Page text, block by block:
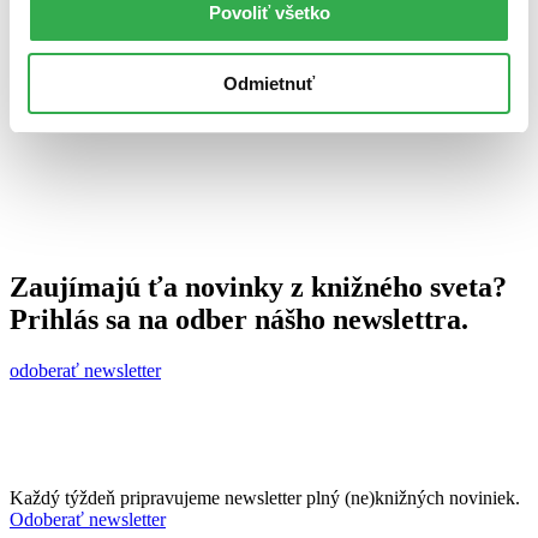
Povoliť všetko
Odmietnuť
13. septembra 2013
Zaujímajú ťa novinky z knižného sveta?
Prihlás sa na odber nášho newslettra.
odoberať newsletter
Každý týždeň pripravujeme newsletter plný (ne)knižných noviniek.
Odoberať newsletter